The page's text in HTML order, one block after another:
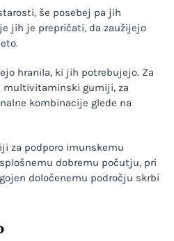
še posebej pa jih
jih je prepričati, da zaužijejo
hranila, ki jih potrebujejo. Za
multivitaminski gumiji, za
kombinacije glede na
za podporo imunskemu
dobremu počutju, pri
določenemu področju skrbi